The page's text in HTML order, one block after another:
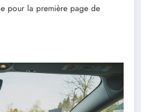
pour la première page de